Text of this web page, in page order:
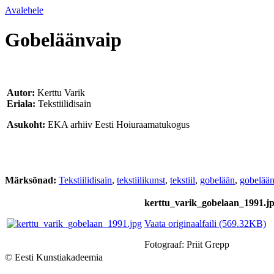
Avalehele
Gobeläänvaip
Autor: Kerttu Varik
Eriala: Tekstiilidisain
Asukoht: EKA arhiiv Eesti Hoiuraamatukogus
Märksõnad: Tekstiilidisain, tekstiilikunst, tekstiil, gobelään,
Vaata originaalfaili (569.32KB)
Fotograaf: Priit Grepp
© Eesti Kunstiakadeemia